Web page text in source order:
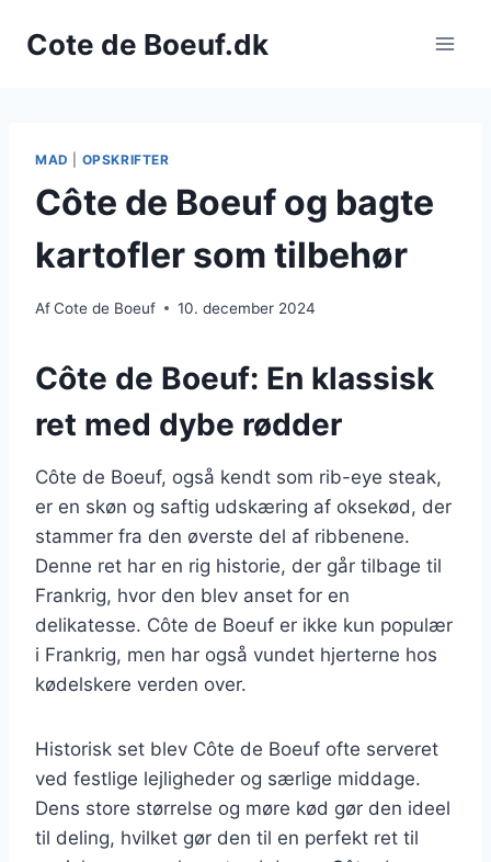
Cote de Boeuf.dk
MAD OPSKRIFTER
Côte de Boeuf og bagte
kartofler som tilbehør
AfCote de Boeuf 10. december 2024
Côte de Boeuf: En klassisk
ret med dybe rødder
Côte de Boeuf, også kendt som rib-eye steak,
er en skøn og saftig udskæring af oksekød, der
stammer fra den øverste del af ribbenene.
Denne ret har en rig historie, der går tilbage til
Frankrig, hvor den blev anset for en
delikatesse. Côte de Boeuf er ikke kun populær
i Frankrig, men har også vundet hjerterne hos
kødelskere verden over.
Historisk set blev Côte de Boeuf ofte serveret
ved festlige lejligheder og særlige middage.
Dens store størrelse og møre kød gør den ideel
til deling, hvilket gør den til en perfekt ret til